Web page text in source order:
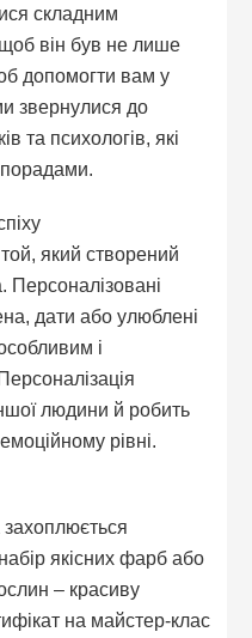
складним
він був не лише
допомогти вам у
звернулися до
та психологів, які
який створений
Персоналізовані
дати або улюблені
і
людини й робить
рівні.
якісних фарб або
– красиву
на майстер-клас